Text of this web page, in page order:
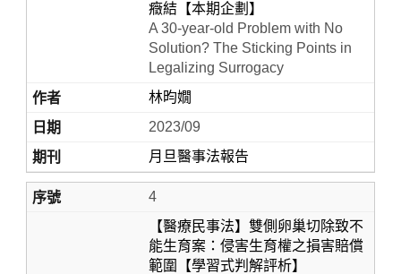
癥結【本期企劃】
A 30-year-old Problem with No
Solution? The Sticking Points in
Legalizing Surrogacy
林昀嫺
2023/09
月旦醫事法報告
4
【醫療民事法】雙側卵巢切除致不
能生育案：侵害生育權之損害賠償
範圍【學習式判解評析】